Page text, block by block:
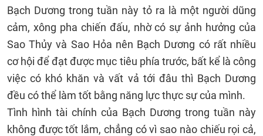
Bạch Dương trong tuần này tỏ ra là một người dũng
cảm, xông pha chiến đấu, nhờ có sự ảnh hưởng của
Sao Thủy và Sao Hỏa nên Bạch Dương có rất nhiều
cơ hội để đạt được mục tiêu phía trước, bất kể là công
việc có khó khăn và vất vả tới đâu thì Bạch Dương
đều có thể làm tốt bằng năng lực thực sự của mình.
Tình hình tài chính của Bạch Dương trong tuần này
không được tốt lắm, chẳng có vì sao nào chiếu rọi cả,